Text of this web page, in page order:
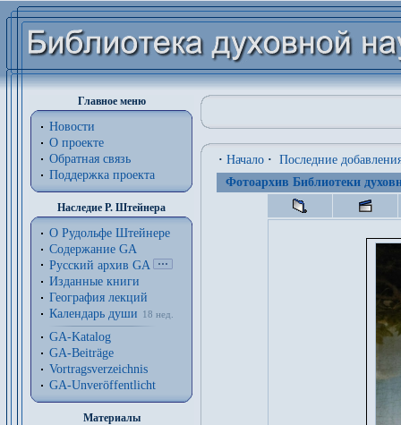
Главное меню
Новости
О проекте
Обратная связь
Поддержка проекта
Наследие Р. Штейнера
О Рудольфе Штейнере
Содержание GA
Русский архив GA
Изданные книги
География лекций
Календарь души
18 нед.
GA-Katalog
GA-Beiträge
Vortragsverzeichnis
GA-Unveröffentlicht
Материалы
· Начало · Последние
Фотоархив Библиотеки